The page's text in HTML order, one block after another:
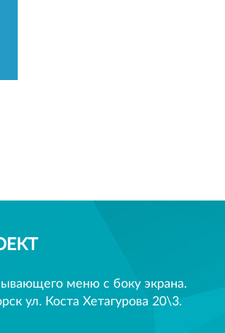
меню с боку экрана.
ул. Коста Хетагурова 20\3.